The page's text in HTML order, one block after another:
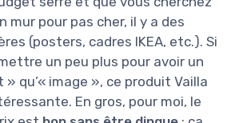
mur pour pas cher, il y a des
(posters, cadres IKEA, etc.). Si
un peu plus pour avoir un
qu’« image », ce produit Vailla
En gros, pour moi, le